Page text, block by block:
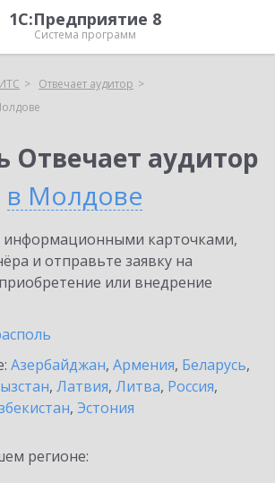
1С:Предприятие 8
Система программ
Отвечает аудитор
Отвечает аудитор
в Молдове
информационными карточками,
и отправьте заявку на
или внедрение
Азербайджан, Армения, Беларусь,
, Латвия, Литва, Россия,
, Эстония
регионе: